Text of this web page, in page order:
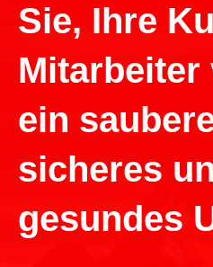
Sie, Ihre
Mitarbeiter
ein
sicheres
gesundes